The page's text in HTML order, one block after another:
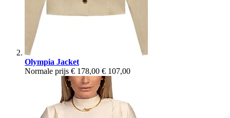
Olympia Jacket
Normale prijs € 178,00 € 107,00